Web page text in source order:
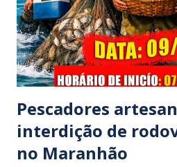
Coco", de Santa Luzia do Pará,
prestar assistência às vítimas.
Polícia Rodoviária Federal (PRF)
ocorrênc...
Pescadores
interdição de
no Maranhão